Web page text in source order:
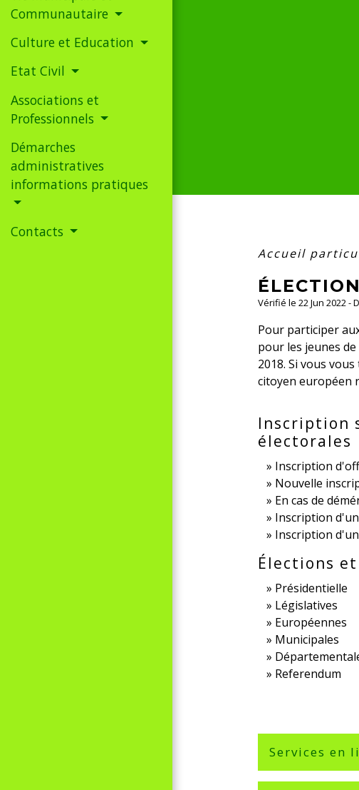
Communautaire
Culture et Education
Etat Civil
Associations et
Professionnels
Démarches
administratives
informations pratiques
Contacts
Accueil
Vérifié le 22 Jun 2022
Pour participer
pour les jeunes
2018. Si vous
citoyen européen
Inscription
électorales
Inscription
Nouvelle
En cas de
Inscription
Inscription
Élections
Présidentielle
Législatives
Européennes
Municipales
Referendum
Services en